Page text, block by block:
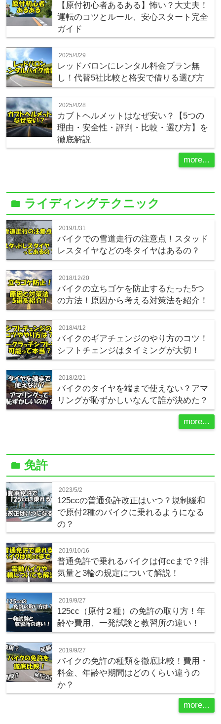
【原付初心者あるある】怖い？大丈夫！
運転のコツとルール、安心スタート完全
ガイド
2025/4/29
レッドバロンにレンタル料金プラン無
し！代替5社比較と格安で借りる選び方
2025/4/28
カブトヘルメットはなぜ安い？【5つの
理由・安全性・評判・比較・選び方】を
徹底解説
more...
folder ライディングテクニック
2019/1/31
バイクでの雪道走行の注意点！スタッド
レスタイヤなどの冬タイヤはあるの？
2018/12/20
バイクの立ちゴケを防止するたった5つ
の方法！原因から考える対策法を紹介！
2018/4/12
バイクのギアチェンジのやり方のコツ！
シフトチェンジはタイミングが大切！
2018/2/21
バイクのタイヤを端まで使えない？アマ
リングが恥ずかしいなんて誰が決めた？
more...
folder免許
2023/5/2
125ccの普通免許改正はいつ？規制緩和
で原付2種のバイクに乗れるようになる
の？
2019/10/16
普通免許で乗れるバイクは何ccまで？排
気量と3輪の規定について解説！
2019/9/27
125cc（原付２種）の免許の取り方！年
齢や費用、一発試験と教習所の違い！
2019/9/27
バイクの免許の種類を徹底比較！費用・
料金、年齢や期間はどのくらい違うの
か？
more...